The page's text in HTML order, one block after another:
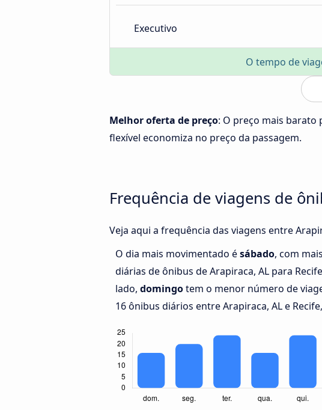
Executivo
O tempo de
Melhor oferta de preço: O preço mais barato
flexível economiza no preço da passagem.
Frequência de viagens de
Veja aqui a frequência das viagens entre
O dia mais movimentado ésábado, com
diárias de ônibus de Arapiraca, AL para
lado, domingotem o menor número de
16 ônibus diários entre Arapiraca, AL e